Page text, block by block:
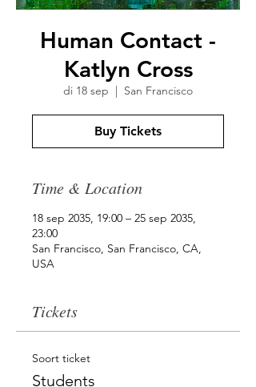
Human Contact -
Katlyn Cross
di 18 sep
  |
San Francisco
Buy Tickets
Time & Location
18 sep 2035, 19:00 – 25 sep 2035,
23:00
San Francisco, San Francisco, CA,
USA
Tickets
Soort ticket
Students